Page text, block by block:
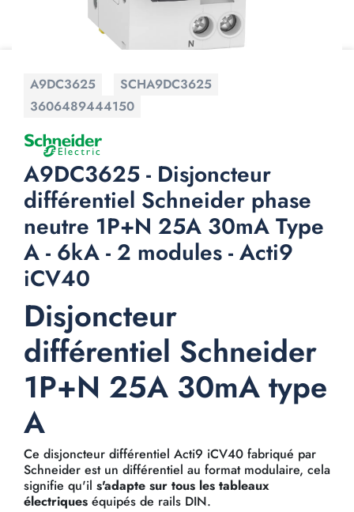
A9DC3625
SCHA9DC3625
3606489444150
A9DC3625 - Disjoncteur
différentiel Schneider phase
neutre 1P+N 25A 30mA Type
A - 6kA - 2 modules - Acti9
iCV40
Disjoncteur
différentiel Schneider
1P+N 25A 30mA type
A
Ce disjoncteur différentiel Acti9 iCV40 fabriqué par
Schneider est un différentiel au format modulaire, cela
signifie qu'il s'adapte sur tous les tableaux
électriques équipés de rails DIN.